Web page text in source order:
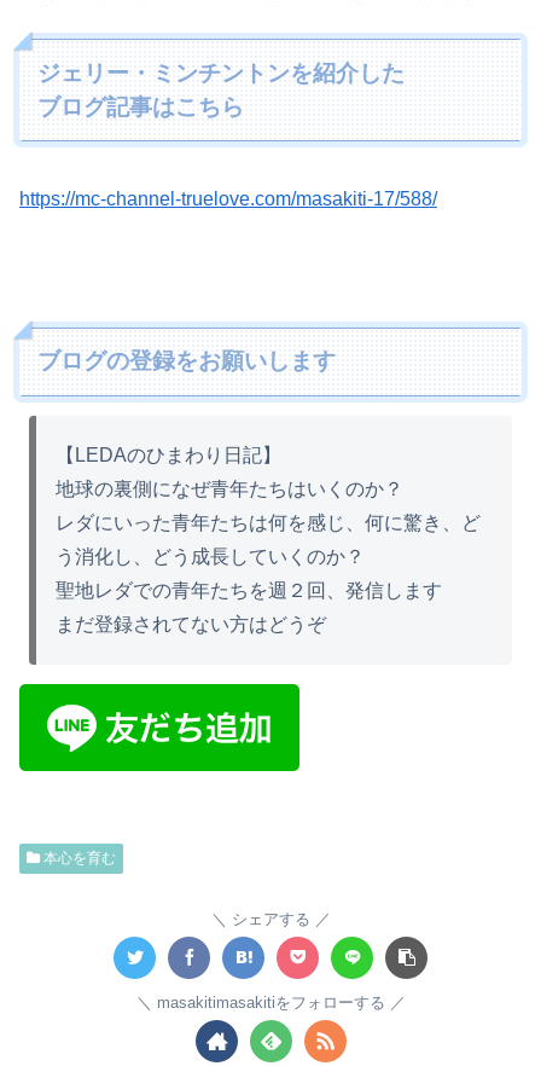
ジェリー・ミンチントンを紹介した
ブログ記事はこちら
https://mc-channel-truelove.com/masakiti-17/588/
ブログの登録をお願いします
【LEDAのひまわり日記】
地球の裏側になぜ青年たちはいくのか？
レダにいった青年たちは何を感じ、何に驚き、ど
う消化し、どう成長していくのか？
聖地レダでの青年たちを週２回、発信します
まだ登録されてない方はどうぞ
本心を育む
シェアする
masakitimasakitiをフォローする